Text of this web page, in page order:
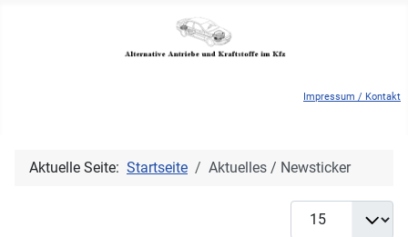
Impressum / Kontakt
Aktuelle Seite: Startseite Aktuelles / Newsticker
Anzeige #